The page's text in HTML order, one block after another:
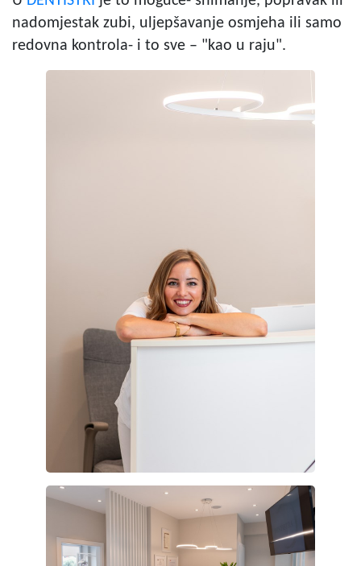
nadomjestak zubi, uljepšavanje osmjeha ili samo
redovna kontrola- i to sve – "kao u raju".